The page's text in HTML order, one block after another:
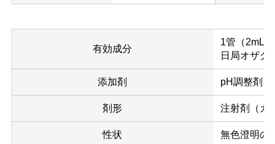
有効成分
1管（2mL
日局オザグ
添加剤 pH調整剤
剤形 注射剤（ガ
性状 無色澄明の